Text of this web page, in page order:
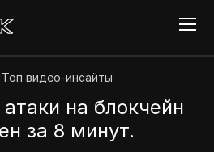
Топ видео-инсайты
на блокчейн
за 8 минут.